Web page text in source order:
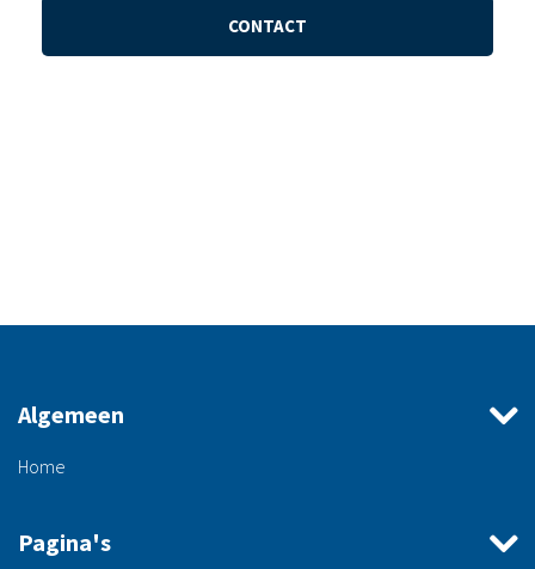
CONTACT
Algemeen
Home
Pagina's